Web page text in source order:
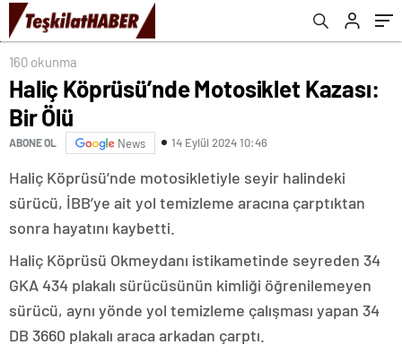
160 okunma
Haliç Köprüsü’nde Motosiklet Kazası:
Bir Ölü
ABONE OL News 14 Eylül 2024 10:46
Haliç Köprüsü’nde motosikletiyle seyir halindeki
sürücü, İBB’ye ait yol temizleme aracına çarptıktan
sonra hayatını kaybetti.
Haliç Köprüsü Okmeydanı istikametinde seyreden 34
GKA 434 plakalı sürücüsünün kimliği öğrenilemeyen
sürücü, aynı yönde yol temizleme çalışması yapan 34
DB 3660 plakalı araca arkadan çarptı.